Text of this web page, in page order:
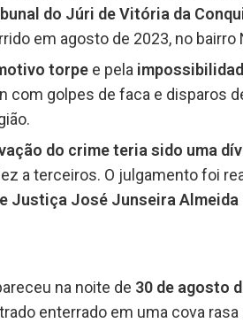
do Júri de Vitória da
em agosto de 2023, no bairro
torpe e pela
com golpes de faca e disparos
do crime teria sido uma
a terceiros. O julgamento foi
Justiça José Junseira Almeida
na noite de 30 de agosto
enterrado em uma cova